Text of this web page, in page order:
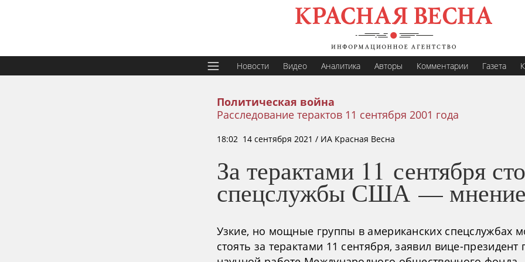
Новости Видео Аналитика Авторы Комментарии Газета
Политическая война
Расследование терактов 11 сентября 2001 года
18:02 14 сентября 2021 / ИА Красная Весна
За терактами 11 сентября
спецслужбы США — мнение
Узкие, но мощные группы в американских спецслужбах
стоять за терактами 11 сентября, заявил вице-президент